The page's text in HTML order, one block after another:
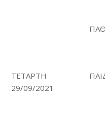
ΤΕΤΑΡΤΗ
29/09/2021